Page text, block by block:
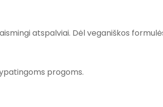
atspalviai. Dėl veganiškos
progoms.